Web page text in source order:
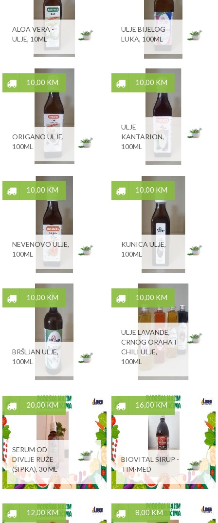
ALOA VERA -
ULJE, 10ML
ULJE BIJELOG
LUKA, 100ML
10,00 KM
ORIGANO ULJE,
100ML
10,00 KM
ULJE
KANTARION,
100ML
10,00 KM
NEVENOVO ULJE,
100ML
10,00 KM
KUNICA ULJE,
100ML
10,00 KM
BRŠLJAN ULJE,
100ML
10,00 KM
ULJE LAVANDE,
CRNOG ORAHA I
CHILI ULJE,
100ML
20,00 KM
SERUM OD
DIVLJE RUŽE
(ŠIPKA), 30 ML
16,00 KM
BIOVITAL SIRUP -
TIM-MED
12,00 KM 8,00 KM